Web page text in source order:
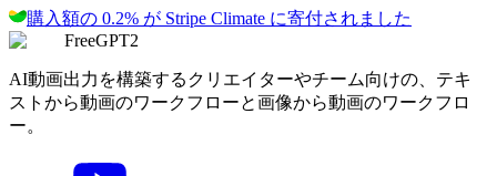
購入額の 0.2% が Stripe Climate に寄付されました
FreeGPT2
AI動画出力を構築するクリエイターやチーム向けの、テキ
ストから動画のワークフローと画像から動画のワークフロ
ー。